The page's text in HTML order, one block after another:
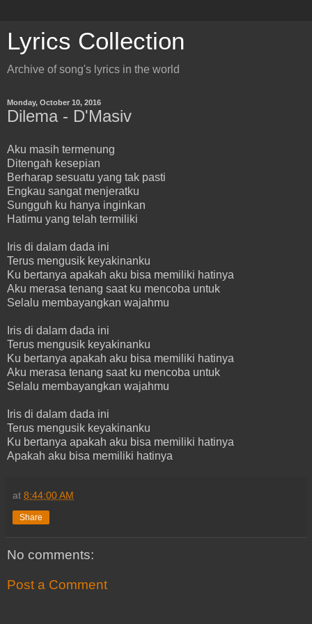
Lyrics Collection
Archive of song's lyrics in the world
Monday, October 10, 2016
Dilema - D'Masiv
Aku masih termenung
Ditengah kesepian
Berharap sesuatu yang tak pasti
Engkau sangat menjeratku
Sungguh ku hanya inginkan
Hatimu yang telah termiliki
Iris di dalam dada ini
Terus mengusik keyakinanku
Ku bertanya apakah aku bisa memiliki hatinya
Aku merasa tenang saat ku mencoba untuk
Selalu membayangkan wajahmu
Iris di dalam dada ini
Terus mengusik keyakinanku
Ku bertanya apakah aku bisa memiliki hatinya
Aku merasa tenang saat ku mencoba untuk
Selalu membayangkan wajahmu
Iris di dalam dada ini
Terus mengusik keyakinanku
Ku bertanya apakah aku bisa memiliki hatinya
Apakah aku bisa memiliki hatinya
at 8:44:00 AM
Share
No comments:
Post a Comment